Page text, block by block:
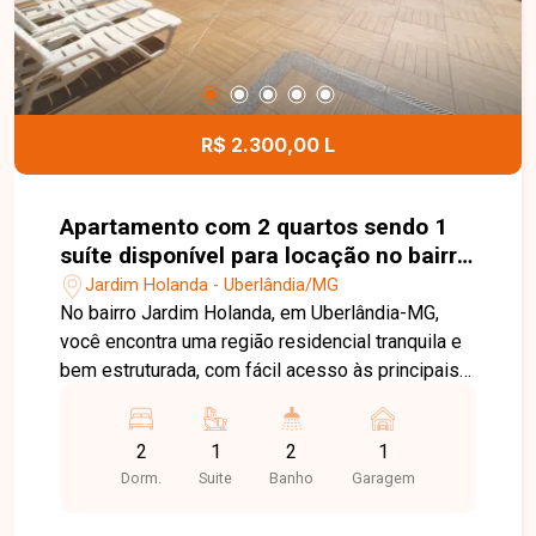
esta excelente oportunidade comercial.
R$ 2.300,00 L
Apartamento com 2 quartos sendo 1
suíte disponível para locação no bairro
Jardim Holanda em Uberlândia-MG
Jardim Holanda - Uberlândia/MG
No bairro Jardim Holanda, em Uberlândia-MG,
você encontra uma região residencial tranquila e
bem estruturada, com fácil acesso às principais
supermercados, escolas, farmácias e diversos
comércios, proporcionando praticidade e
qualidade de vida. Apartamento disponível para
2
Dorm.
1
Suite
2
Banho
1
Garagem